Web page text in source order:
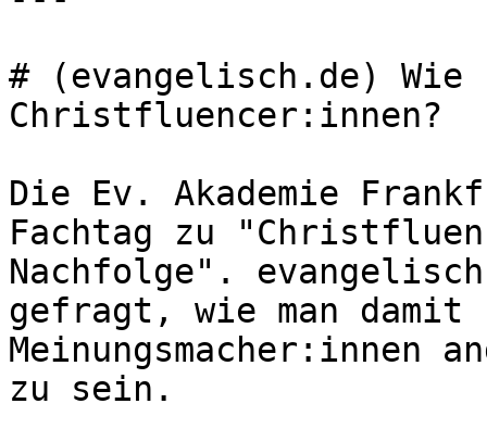
# (evangelisch.de) Wie
Christfluencer:innen?
Die Ev. Akademie
Fachtag zu
Nachfolge".
gefragt, wie man damit
Meinungsmacher:innen
zu sein.